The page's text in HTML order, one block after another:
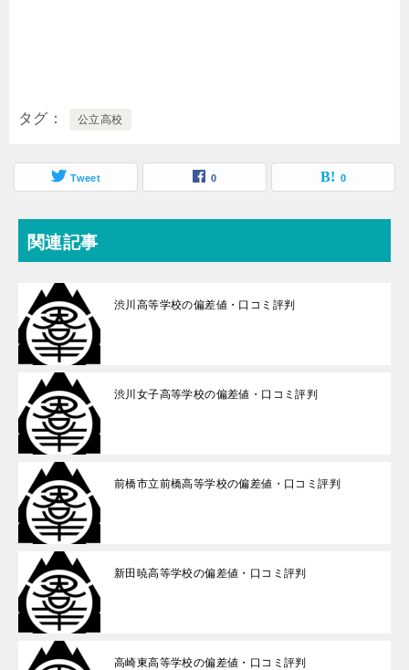
タグ 公立高校
Tweet 0 0
関連記事
渋川高等学校の偏差値・口コミ評判
渋川女子高等学校の偏差値・口コミ評判
前橋市立前橋高等学校の偏差値・口コミ評判
新田暁高等学校の偏差値・口コミ評判
高崎東高等学校の偏差値・口コミ評判